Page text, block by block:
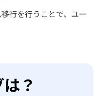
行を行うことで、ユー
？